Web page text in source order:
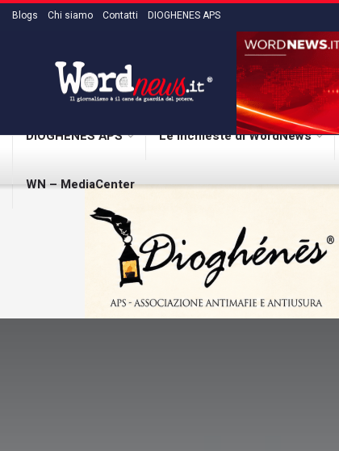
Blogs Chi siamo Contatti DIOGHENES APS
DIOGHENES APS Le inchieste di WordNews
WN – MediaCenter